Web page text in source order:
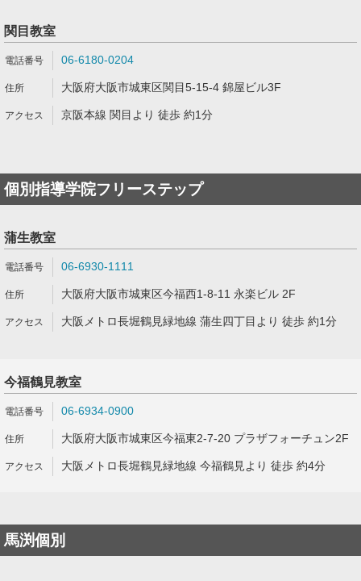
関目教室
06-6180-0204
大阪府大阪市城東区関目5-15-4 錦屋ビル3F
京阪本線 関目より 徒歩 約1分
個別指導学院フリーステップ
蒲生教室
06-6930-1111
大阪府大阪市城東区今福西1-8-11 永楽ビル 2F
大阪メトロ長堀鶴見緑地線 蒲生四丁目より 徒歩 約1分
今福鶴見教室
06-6934-0900
大阪府大阪市城東区今福東2-7-20 プラザフォーチュン2F
大阪メトロ長堀鶴見緑地線 今福鶴見より 徒歩 約4分
馬渕個別